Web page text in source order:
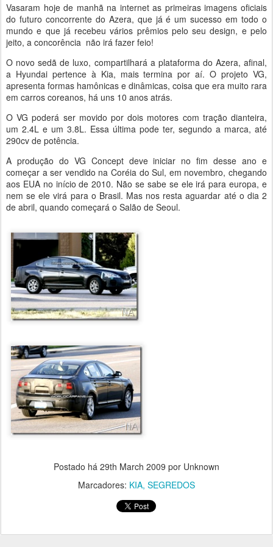
Vasaram hoje de manhã na internet as primeiras imagens oficiais
do futuro concorrente do Azera, que já é um sucesso em todo o
mundo e que já recebeu vários prêmios pelo seu design, e pelo
jeito, a concorência não irá fazer feio!
O novo sedã de luxo, compartilhará a plataforma do Azera, afinal,
a Hyundai pertence à Kia, mais termina por aí. O projeto VG,
apresenta formas hamônicas e dinâmicas, coisa que era muito rara
em carros coreanos, há uns 10 anos atrás.
O VG poderá ser movido por dois motores com tração dianteira,
um 2.4L e um 3.8L. Essa última pode ter, segundo a marca, até
290cv de potência.
A produção do VG Concept deve iniciar no fim desse ano e
começar a ser vendido na Coréia do Sul, em novembro, chegando
aos EUA no início de 2010. Não se sabe se ele irá para europa, e
nem se ele virá para o Brasil. Mas nos resta aguardar até o dia 2
de abril, quando começará o Salão de Seoul.
Postado há 29th March 2009 por Unknown
Marcadores: KIA SEGREDOS